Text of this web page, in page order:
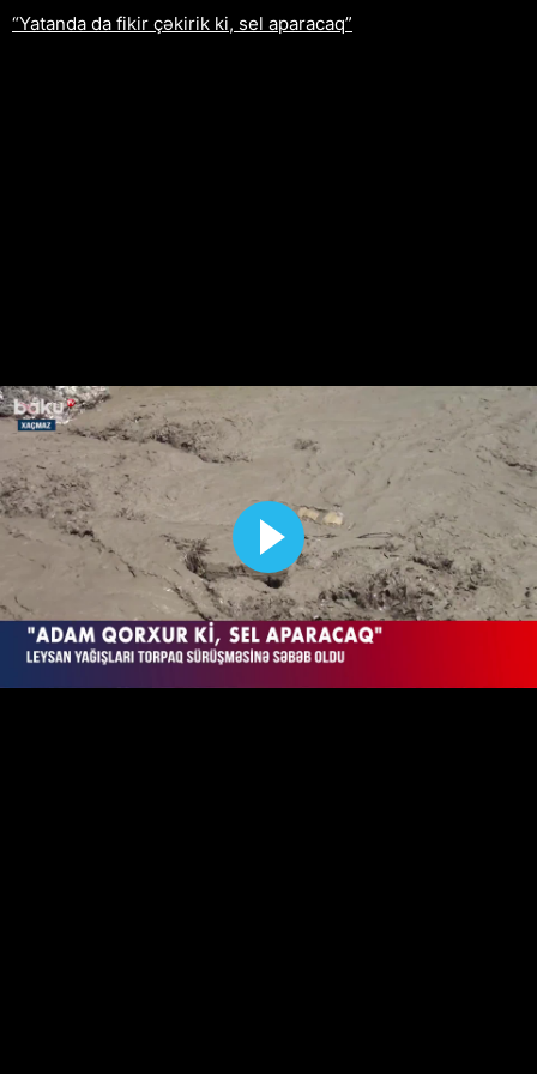
“Yatanda da fikir çəkirik ki, sel aparacaq”